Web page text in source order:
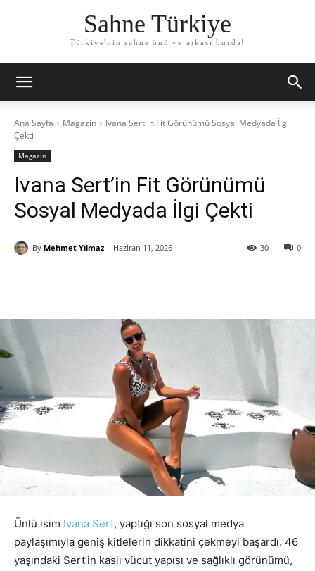
Sahne Türkiye
Türkiye'nin sahne önü ve arkası burda!
Ana Sayfa Magazin
Ivana Sert'in Fit Görünümü Sosyal Medyada İlgi
Çekti
Magazin
Ivana Sert’in Fit Görünümü
Sosyal Medyada İlgi Çekti
By Mehmet Yılmaz Haziran 11, 2026 0
30
Ünlü isim Ivana Sert, yaptığı son sosyal medya
paylaşımıyla geniş kitlelerin dikkatini çekmeyi başardı. 46
yaşındaki Sert’in kaslı vücut yapısı ve sağlıklı görünümü,